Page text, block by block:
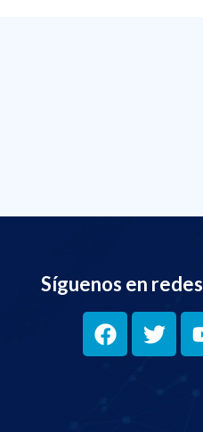
Síguenos en redes